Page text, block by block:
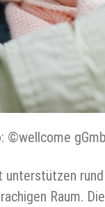
©wellcome
Raum.